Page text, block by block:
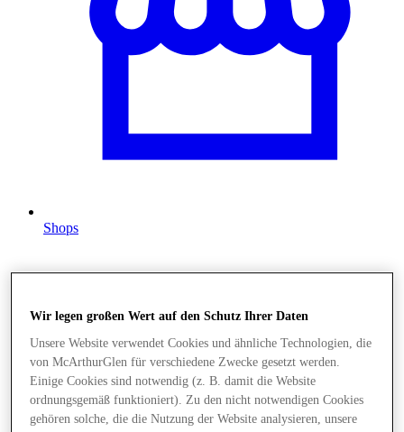
Shops
Wir legen großen Wert auf den Schutz Ihrer Daten
Unsere Website verwendet Cookies und ähnliche Technologien, die
von McArthurGlen für verschiedene Zwecke gesetzt werden.
Einige Cookies sind notwendig (z. B. damit die Website
ordnungsgemäß funktioniert). Zu den nicht notwendigen Cookies
gehören solche, die die Nutzung der Website analysieren, unsere